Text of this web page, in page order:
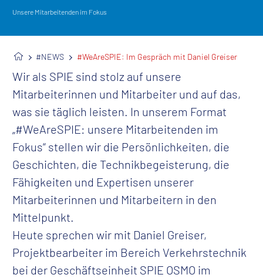
Unsere Mitarbeitenden im Fokus
#NEWS #WeAreSPIE: Im Gespräch mit Daniel Greiser
Wir als SPIE sind stolz auf unsere
Mitarbeiterinnen und Mitarbeiter und auf das,
was sie täglich leisten. In unserem Format
„#WeAreSPIE: unsere Mitarbeitenden im
Fokus“ stellen wir die Persönlichkeiten, die
Geschichten, die Technikbegeisterung, die
Fähigkeiten und Expertisen unserer
Mitarbeiterinnen und Mitarbeitern in den
Mittelpunkt.
Heute sprechen wir mit Daniel Greiser,
Projektbearbeiter im Bereich Verkehrstechnik
bei der Geschäftseinheit SPIE OSMO im